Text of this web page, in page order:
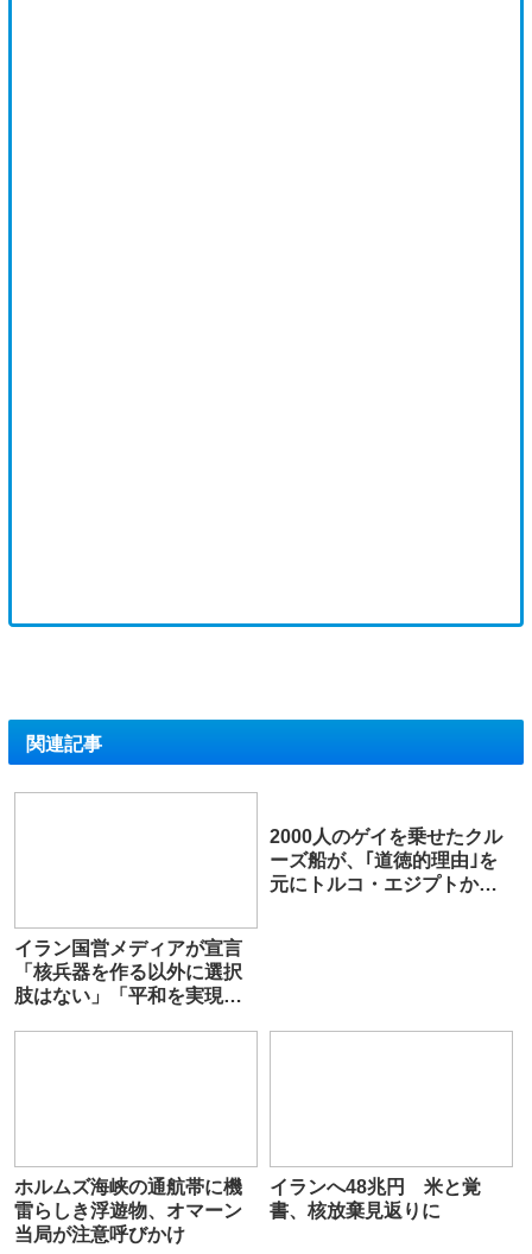
関連記事
イラン国営メディアが宣言
「核兵器を作る以外に選択
肢はない」「平和を実現す
2000人のゲイを乗せたクル
ーズ船が、｢道徳的理由｣を
元にトルコ・エジプトから
ホルムズ海峡の通航帯に機
雷らしき浮遊物、オマーン
当局が注意呼びかけ
イランへ48兆円 米と覚
書、核放棄見返りに